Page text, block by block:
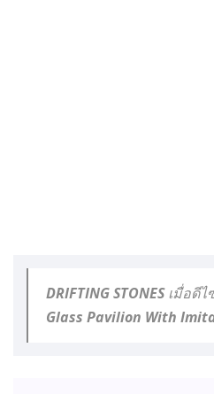
DRIFTING STONES เมื่อ
Glass Pavilion With